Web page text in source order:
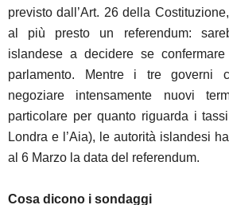
previsto dall’Art. 26 della
al più presto un referendum:
islandese a decidere se
parlamento. Mentre i tre governi
negoziare intensamente nuovi
particolare per quanto riguarda i
Londra e l’Aia), le autorità islandesi
al 6 Marzo la data del referendum.
Cosa dicono i sondaggi